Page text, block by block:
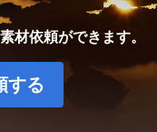
材依頼ができます。
する